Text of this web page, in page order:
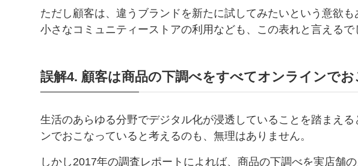
ただし顧客は、違うブランドを新たに試してみたいという意欲
小さなコミュニティーストアの利用なども、この表れと言えるで
誤解4. 顧客は商品の下調べをすべてオンラインでお
生活のあらゆる分野でデジタル化が浸透していることを踏まえ
ンでおこなっていると考えるのも、無理はありません。
しかし2017年の調査レポートによれば、商品の下調べを実店舗